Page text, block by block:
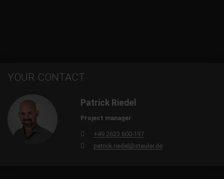
YOUR CONTACT
Patrick Riedel
Project manager
+49 2623 600-197
patrick.riedel@steuler.de